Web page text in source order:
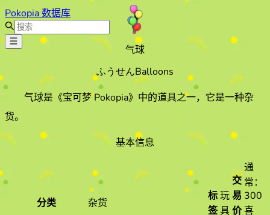
Pokopia 数据库
气球
ふうせんBalloons
气球是《宝可梦 Pokopia》中的道具之一，它是一种杂
货。
基本信息
分类 杂货
标
签
玩
具
交
易
价
通
常：
300
喜